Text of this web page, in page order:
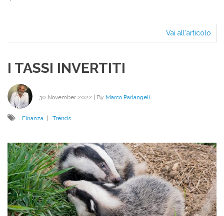
Vai all'articolo
IL
I TASSI INVERTITI
30 November 2022 | By Marco Parlangeli
Finanza | Trends